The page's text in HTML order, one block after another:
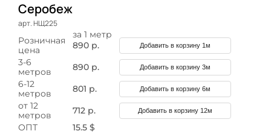
Серобеж
арт. НЩ225
за 1 метр
Розничная
цена
890 р. Добавить в корзину 1м
3-6
метров
890 р. Добавить в корзину 3м
6-12
метров
801 р. Добавить в корзину 6м
от 12
метров
712 р. Добавить в корзину 12м
ОПТ 15.5 $